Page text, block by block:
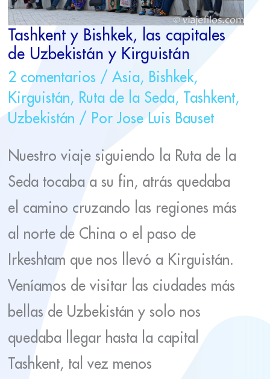
Tashkent y Bishkek, las capitales
de Uzbekistán y Kirguistán
2 comentarios / Asia, Bishkek,
Kirguistán, Ruta de la Seda, Tashkent,
Uzbekistán / Por Jose Luis Bauset
Nuestro viaje siguiendo la Ruta de la
Seda tocaba a su fin, atrás quedaba
el camino cruzando las regiones más
al norte de China o el paso de
Irkeshtam que nos llevó a Kirguistán.
Veníamos de visitar las ciudades más
bellas de Uzbekistán y solo nos
quedaba llegar hasta la capital
Tashkent, tal vez menos